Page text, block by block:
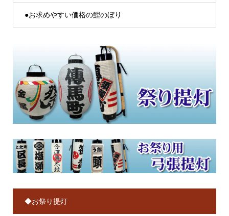
●お求めやすい価格の鯉のぼり
◆お祭り提灯